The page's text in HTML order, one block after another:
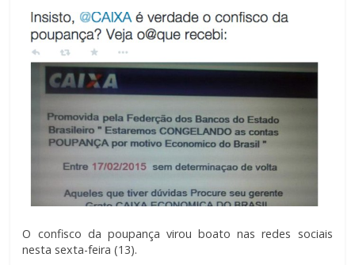
O confisco da poupança virou boato nas redes sociais
nesta sexta-feira (13).